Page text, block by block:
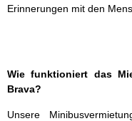
Erinnerungen mit den
Wie funktioniert das
Brava?
Unsere